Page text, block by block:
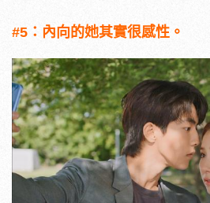
#5：內向的她其實很感性。